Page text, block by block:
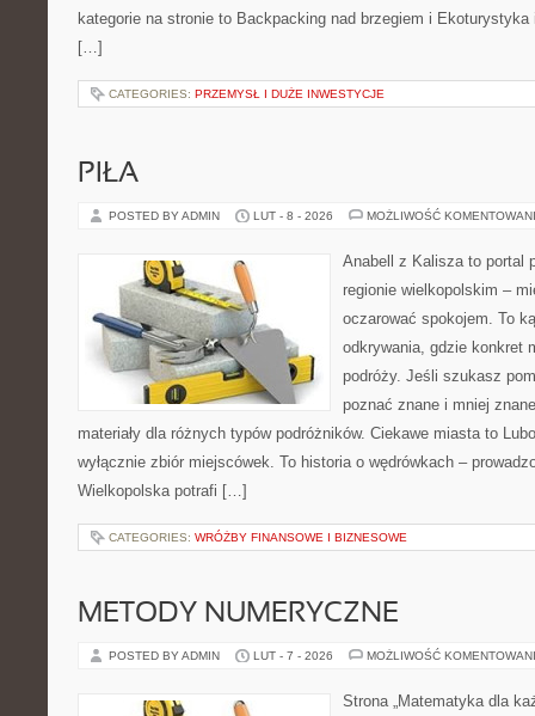
kategorie na stronie to Backpacking nad brzegiem i Ekoturystyka
[…]
CATEGORIES: PRZEMYSŁ I DUŻE INWESTYCJE
PIŁA
POSTED BY ADMIN LUT - 8 - 2026 MOŻLIWOŚĆ
Anabell z Kalisza to portal
regionie wielkopolskim –
oczarować spokojem. To
odkrywania, gdzie konkret
podróży. Jeśli szukasz
poznać znane i mniej
materiały dla różnych typów podróżników. Ciekawe miasta to
wyłącznie zbiór miejscówek. To historia o wędrówkach –
Wielkopolska potrafi […]
CATEGORIES: WRÓŻBY FINANSOWE I BIZNESOWE
METODY NUMERYCZNE
POSTED BY ADMIN LUT - 7 - 2026 MOŻLIWOŚĆ
Strona „Matematyka dla